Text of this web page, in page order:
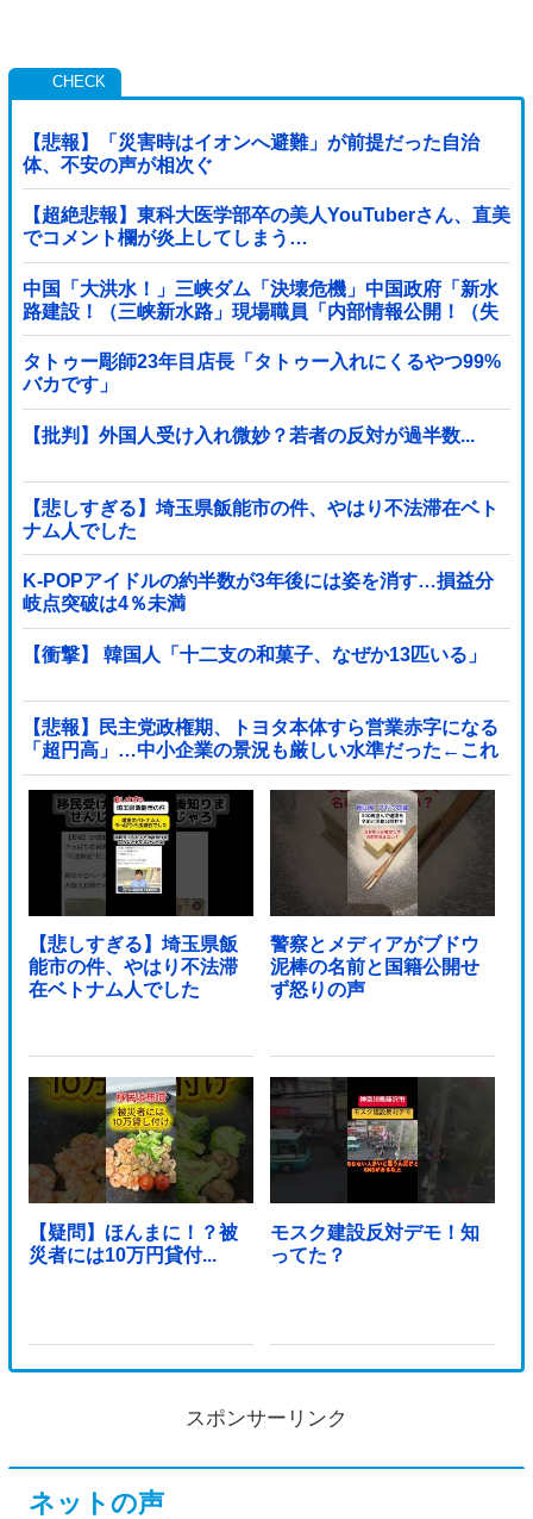
【悲報】「災害時はイオンへ避難」が前提だった自治
体、不安の声が相次ぐ
【超絶悲報】東科大医学部卒の美人YouTuberさん、直美
でコメント欄が炎上してしまう…
中国「大洪水！」三峡ダム「決壊危機」中国政府「新水
路建設！（三峡新水路」現場職員「内部情報公開！（失
踪」湖南省「三峡放流情報（画像」台風13号「...
タトゥー彫師23年目店長「タトゥー入れにくるやつ99%
バカです」
【批判】外国人受け入れ微妙？若者の反対が過半数...
【悲しすぎる】埼玉県飯能市の件、やはり不法滞在ベト
ナム人でした
K-POPアイドルの約半数が3年後には姿を消す…損益分
岐点突破は4％未満
【衝撃】 韓国人「十二支の和菓子、なぜか13匹いる」
【悲報】民主党政権期、トヨタ本体すら営業赤字になる
「超円高」…中小企業の景況も厳しい水準だった←これ
エグいよな他
【悲しすぎる】埼玉県飯
能市の件、やはり不法滞
在ベトナム人でした
警察とメディアがブドウ
泥棒の名前と国籍公開せ
ず怒りの声
【疑問】ほんまに！？被
災者には10万円貸付...
モスク建設反対デモ！知
ってた？
スポンサーリンク
ネットの声